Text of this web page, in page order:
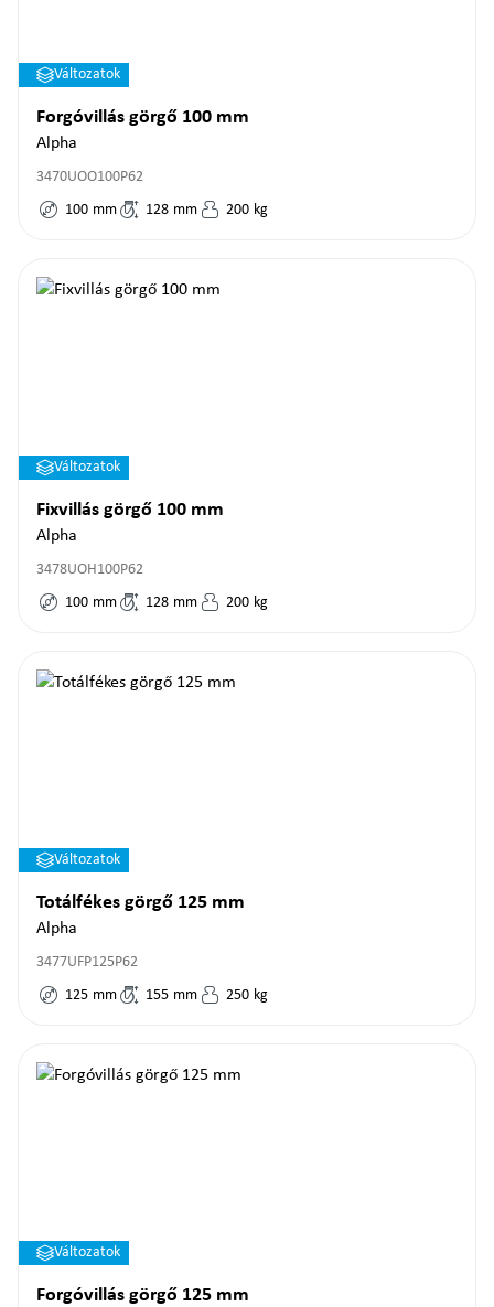
Változatok
Forgóvillás görgő 100 mm
Alpha
3470UOO100P62
100 mm 128 mm 200 kg
Változatok
Fixvillás görgő 100 mm
Alpha
3478UOH100P62
100 mm 128 mm 200 kg
Változatok
Totálfékes görgő 125 mm
Alpha
3477UFP125P62
125 mm 155 mm 250 kg
Változatok
Forgóvillás görgő 125 mm